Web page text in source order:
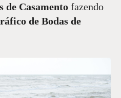
de Casamento fazendo
de Bodas de